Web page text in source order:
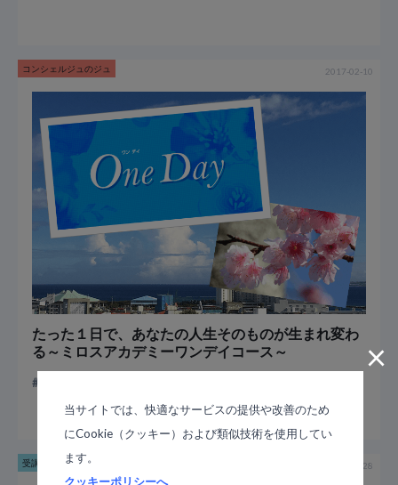
コンシェルジュのジュ 2017-02-10
たった１日で、あなたの人生そのものが生まれ変わ
る～ミロスアカデミーワンデイコース～
受講生の体験談 2017-01-28
×
当サイトでは、快適なサービスの提供や改善のため
にCookie（クッキー）および類似技術を使用してい
ます。
クッキーポリシーへ